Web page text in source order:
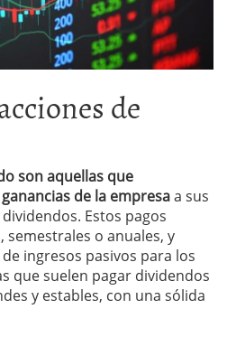
de
son aquellas que
de la empresaa sus
Estos pagos
o anuales, y
ingresos pasivos para los
que suelen pagar dividendos
y estables, con una sólida